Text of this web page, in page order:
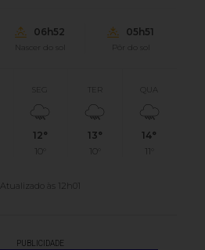
06h52
Nascer do sol
05h51
Pôr do sol
12°
10°
TER
13°
10°
QUA
14°
11°
Atualizado às 12h01
PUBLICIDADE